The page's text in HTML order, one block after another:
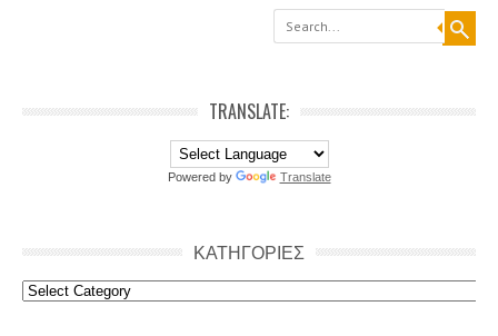
Search
TRANSLATE:
Powered by Translate
ΚΑΤΗΓΟΡΙΕΣ
Κατηγοριες